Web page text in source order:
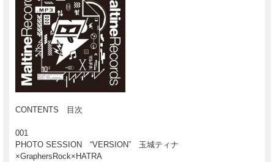
CONTENTS 目次
001
PHOTO SESSION “VERSION” 玉城ティナ
×GraphersRock×HATRA